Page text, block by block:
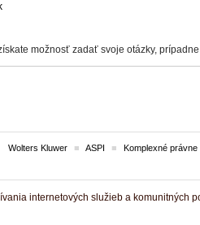
možnosť zadať svoje otázky,
Wolters Kluwer ASPI Komplexné právne
internetových služieb a komunitných